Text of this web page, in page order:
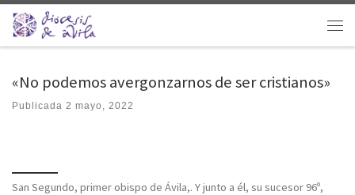
Saltar al contenido
«No podemos avergonzarnos de ser cristianos»
Publicada 2 mayo, 2022
San Segundo, primer obispo de Ávila,. Y junto a él, su sucesor 96º,